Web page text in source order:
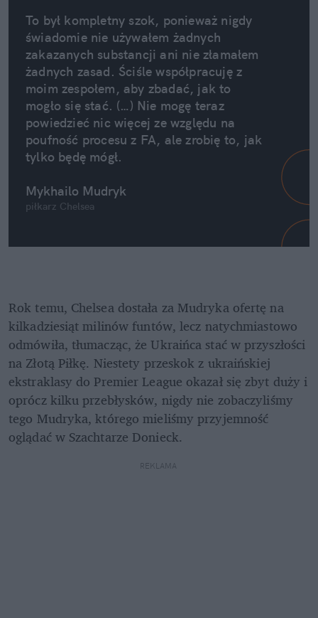
To był kompletny szok, ponieważ nigdy
świadomie nie używałem żadnych
zakazanych substancji ani nie złamałem
żadnych zasad. Ściśle współpracuję z
moim zespołem, aby zbadać, jak to
mogło się stać. (…) Nie mogę teraz
powiedzieć nic więcej ze względu na
poufność procesu z FA, ale zrobię to, jak
tylko będę mógł.
Mykhailo Mudryk
piłkarz Chelsea
Rok temu, Chelsea dostała za Mudryka ofertę na
kilkadziesiąt milinów funtów, lecz natychmiastowo
odmówiła, tłumacząc, że Ukraińca stać w przyszłości
na Złotą Piłkę. Niestety przeskok z ukraińskiej
ekstraklasy do Premier League okazał się zbyt duży i
oprócz kilku przebłysków, nigdy nie zobaczyliśmy
tego Mudryka, którego mieliśmy przyjemność
oglądać w Szachtarze Donieck.
REKLAMA